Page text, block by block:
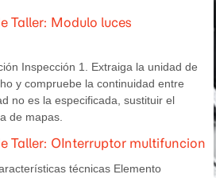
Taller: Modulo luces
Inspección 1. Extraiga la unidad de
y compruebe la continuidad entre
no es la especificada, sustituir el
de mapas.
Taller: OInterruptor multifuncion
técnicas Elemento